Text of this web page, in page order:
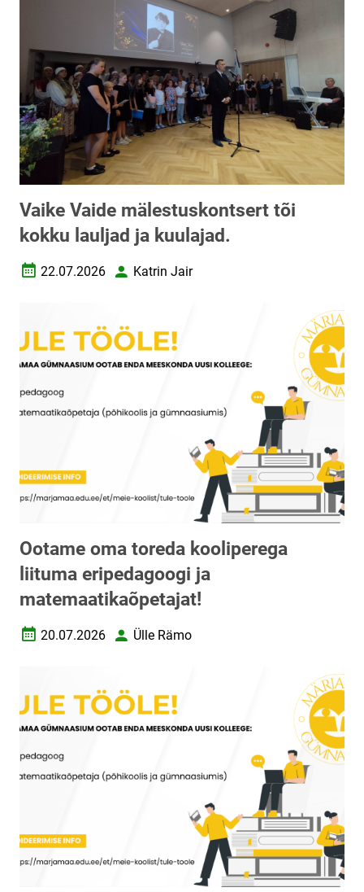
Vaike Vaide mälestuskontsert tõi
kokku lauljad ja kuulajad.
Loomise kuupäev
22.07.2026 AutorKatrin Jair
Ootame oma toreda kooliperega
liituma eripedagoogi ja
matemaatikaõpetajat!
Loomise kuupäev
20.07.2026 AutorÜlle Rämo